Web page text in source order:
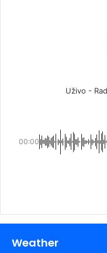
Uživo -
00:00
Weather